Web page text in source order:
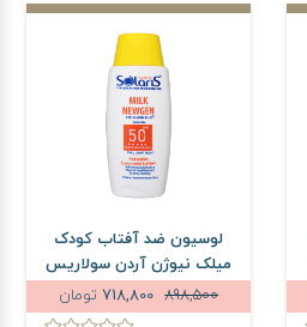
لوسیون ضد آفتاب کودک
میلک نیوژن آردن سولاریس
SPF50 حجم 100 میلی لیتر
898,500 تومان